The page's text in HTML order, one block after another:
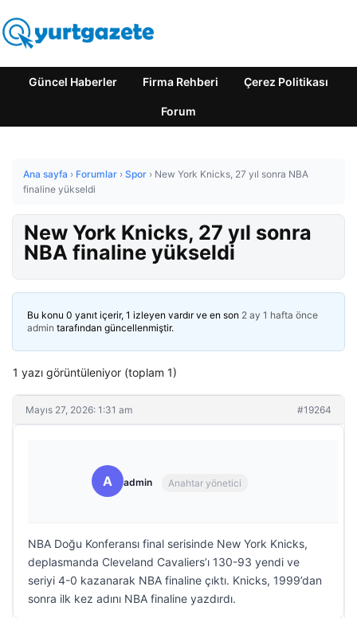
Güncel Haberler Firma Rehberi Çerez Politikası
Forum
Ana sayfa › Forumlar › Spor › New York Knicks, 27 yıl sonra NBA
finaline yükseldi
New York Knicks, 27 yıl sonra
NBA finaline yükseldi
Bu konu 0 yanıt içerir, 1 izleyen vardır ve en son 2 ay 1 hafta önce
admin tarafından güncellenmiştir.
1 yazı görüntüleniyor (toplam 1)
Mayıs 27, 2026: 1:31 am #19264
A admin Anahtar yönetici
NBA Doğu Konferansı final serisinde New York Knicks,
deplasmanda Cleveland Cavaliers’ı 130-93 yendi ve
seriyi 4-0 kazanarak NBA finaline çıktı. Knicks, 1999’dan
sonra ilk kez adını NBA finaline yazdırdı.